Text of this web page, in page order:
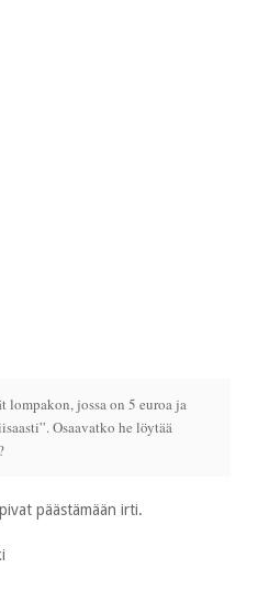
lompakon, jossa on 5 euroa ja
Osaavatko he löytää
päästämään irti.